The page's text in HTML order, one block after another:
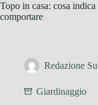
Topo in casa: cosa
comportare
Redazione
Giardinaggio